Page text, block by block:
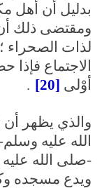
بدليل أن أهل
ومقتضى ذلك أن
لذات
الاجتماع
أوْلى [20]
.
والذي يظهر
الله عليه
-صلى الله
ويدع مسجده